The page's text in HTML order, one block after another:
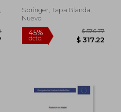
Springer, Tapa Blanda,
Nuevo